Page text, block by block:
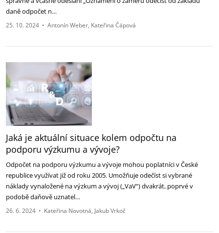
daně odpočet n…
25. 10. 2024 • Antonín Weber Kateřina Čápová
Jaká je aktuální situace kolem odpočtu na
podporu výzkumu a vývoje?
Odpočet na podporu výzkumu a vývoje mohou poplatníci v České
republice využívat již od roku 2005. Umožňuje odečíst si vybrané
náklady vynaložené na výzkum a vývoj („VaV“) dvakrát, poprvé v
podobě daňově uznatel…
26. 6. 2024 • Kateřina Novotná Jakub Vrkoč